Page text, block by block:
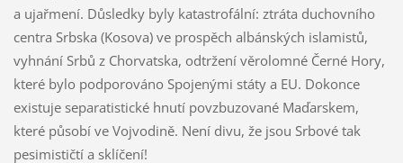
a ujařmení. Důsledky byly katastrofální: ztráta duchovního
centra Srbska (Kosova) ve prospěch albánských islamistů,
vyhnání Srbů z Chorvatska, odtržení věrolomné Černé Hory,
které bylo podporováno Spojenými státy a EU. Dokonce
existuje separatistické hnutí povzbuzované Maďarskem,
které působí ve Vojvodině. Není divu, že jsou Srbové tak
pesimističtí a sklíčení!